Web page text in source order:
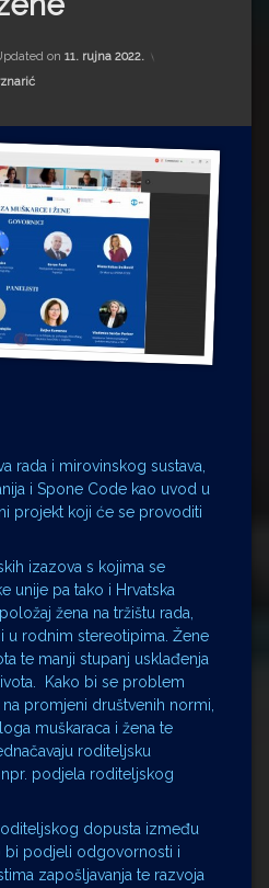
on 11. rujna 2022.
rada i mirovinskog sustava,
i Spone Code kao uvod u
projekt koji će se provoditi
izazova s kojima se
unije pa tako i Hrvatska
žena na tržištu rada,
u rodnim stereotipima. Žene
te manji stupanj usklađenja
Kako bi se problem
promjeni društvenih normi,
muškaraca i žena te
roditeljsku
podjela roditeljskog
dopusta između
bi podjeli odgovornosti i
zapošljavanja te razvoja